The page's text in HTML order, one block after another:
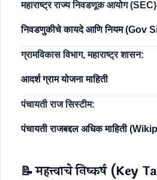
महाराष्ट्र राज्य निवडणूक आयोग
निवडणुकीचे कायदे आणि नियम (Gov
ग्रामविकास विभाग, महाराष्ट्र शासन:
आदर्श ग्राम योजना माहिती
पंचायती राज सिस्टीम:
पंचायती राजबद्दल अधिक माहिती
📝 महत्त्वाचे निष्कर्ष (Key